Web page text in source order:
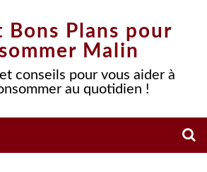
Bons Plans pour
Malin
conseils pour vous aider à
au quotidien !